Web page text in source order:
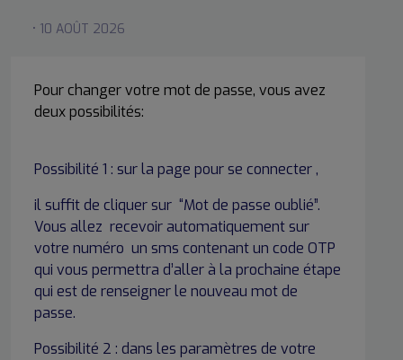
• 10 AOÛT 2026
Pour changer votre mot de passe, vous avez
deux possibilités:
Possibilité 1 : sur la page pour se connecter ,
il suffit de cliquer sur “Mot de passe oublié”.
Vous allez recevoir automatiquement sur
votre numéro un sms contenant un code OTP
qui vous permettra d’aller à la prochaine étape
qui est de renseigner le nouveau mot de
passe.
Possibilité 2 : dans les paramètres de votre